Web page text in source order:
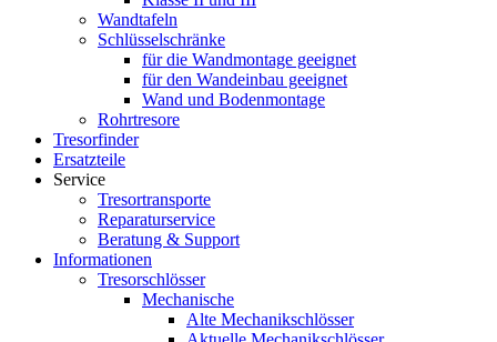
Wandtafeln
Schlüsselschränke
für die Wandmontage geeignet
für den Wandeinbau geeignet
Wand und Bodenmontage
Rohrtresore
Tresorfinder
Ersatzteile
Service
Tresortransporte
Reparaturservice
Beratung & Support
Informationen
Tresorschlösser
Mechanische
Alte Mechanikschlösser